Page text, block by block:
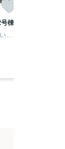
棟